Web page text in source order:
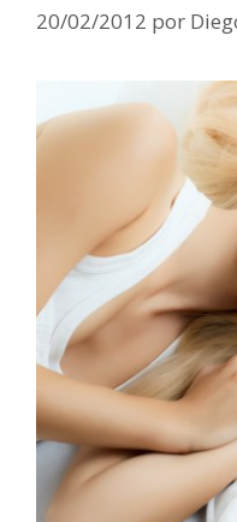
20/02/2012 por